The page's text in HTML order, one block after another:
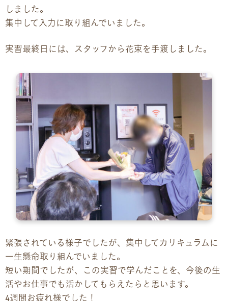
しました。
集中して入力に取り組んでいました。
実習最終日には、スタッフから花束を手渡しました。
緊張されている様子でしたが、集中してカリキュラムに
一生懸命取り組んでいました。
短い期間でしたが、この実習で学んだことを、今後の生
活やお仕事でも活かしてもらえたらと思います。
4週間お疲れ様でした！